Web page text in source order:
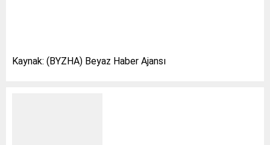
Kaynak: (BYZHA) Beyaz Haber Ajansı